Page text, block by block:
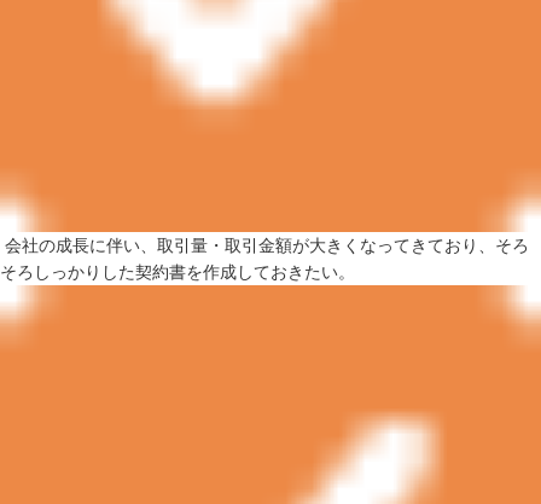
会社の成長に伴い、取引量・取引金額が大きくなってきており、そろ
そろしっかりした契約書を作成しておきたい。